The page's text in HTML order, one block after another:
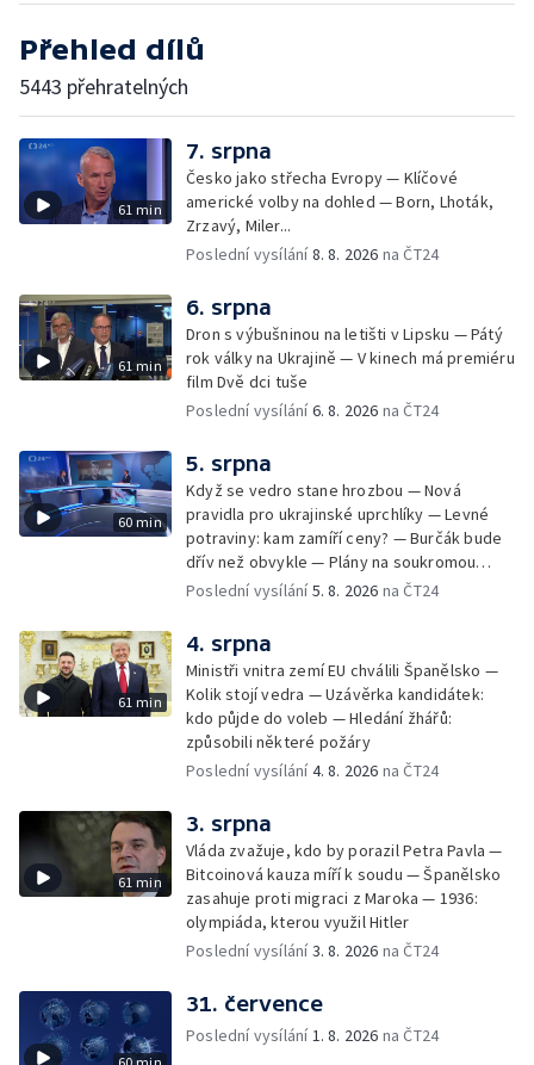
Přehled dílů
5443 přehratelných
61 min
7. srpna
Česko jako střecha Evropy — Klíčové
americké volby na dohled — Born, Lhoták,
Zrzavý, Miler...
Poslední vysílání8. 8. 2026 na ČT24
61 min
6. srpna
Dron s výbušninou na letišti v Lipsku — Pátý
rok války na Ukrajině — V kinech má premiéru
film Dvě dci tuše
Poslední vysílání6. 8. 2026 na ČT24
60 min
5. srpna
Když se vedro stane hrozbou — Nová
pravidla pro ukrajinské uprchlíky — Levné
potraviny: kam zamíří ceny? — Burčák bude
dřív než obvykle — Plány na soukromou
orbitální stanici
Poslední vysílání5. 8. 2026 na ČT24
61 min
4. srpna
Ministři vnitra zemí EU chválili Španělsko —
Kolik stojí vedra — Uzávěrka kandidátek:
kdo půjde do voleb — Hledání žhářů:
způsobili některé požáry
Poslední vysílání4. 8. 2026 na ČT24
61 min
3. srpna
Vláda zvažuje, kdo by porazil Petra Pavla —
Bitcoinová kauza míří k soudu — Španělsko
zasahuje proti migraci z Maroka — 1936:
olympiáda, kterou využil Hitler
Poslední vysílání3. 8. 2026 na ČT24
31. července
Poslední vysílání1. 8. 2026 na ČT24